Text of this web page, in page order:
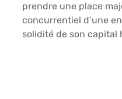
prendre une place
concurrentiel d’une
solidité de son capital